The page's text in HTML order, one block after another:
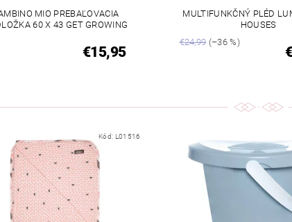
MIO PREBAĽOVACIA
60 X 43 GET GROWING
€15,95
MULTIFUNKČNÝ PLÉD
HOUSES
€24,99(–36 %)
Kód: L01516